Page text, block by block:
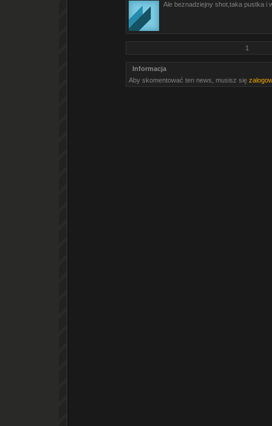
Ale beznadziejny shot,taka pustka i
1
Informacja
Aby skomentować ten news, musisz się